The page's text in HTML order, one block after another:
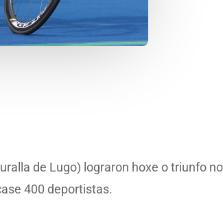
de Lugo) lograron hoxe o triunfo
400 deportistas.